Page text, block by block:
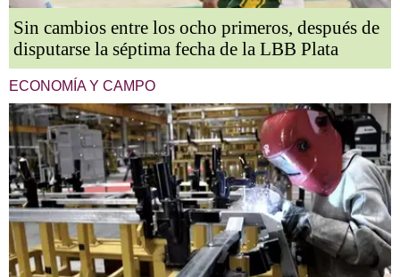
Sin cambios entre los ocho primeros, después de
disputarse la séptima fecha de la LBB Plata
ECONOMÍA Y CAMPO